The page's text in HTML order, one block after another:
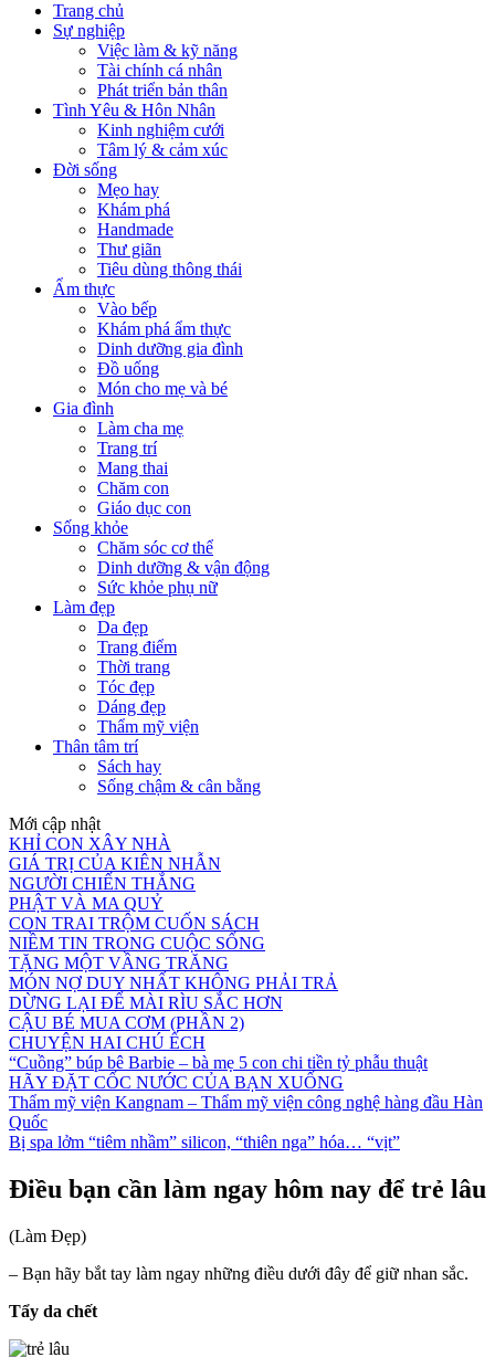
Trang chủ
Sự nghiệp
Việc làm & kỹ năng
Tài chính cá nhân
Phát triển bản thân
Tình Yêu & Hôn Nhân
Kinh nghiệm cưới
Tâm lý & cảm xúc
Đời sống
Mẹo hay
Khám phá
Handmade
Thư giãn
Tiêu dùng thông thái
Ẩm thực
Vào bếp
Khám phá ẩm thực
Dinh dưỡng gia đình
Đồ uống
Món cho mẹ và bé
Gia đình
Làm cha mẹ
Trang trí
Mang thai
Chăm con
Giáo dục con
Sống khỏe
Chăm sóc cơ thể
Dinh dưỡng & vận động
Sức khỏe phụ nữ
Làm đẹp
Da đẹp
Trang điểm
Thời trang
Tóc đẹp
Dáng đẹp
Thẩm mỹ viện
Thân tâm trí
Sách hay
Sống chậm & cân bằng
Mới cập nhật
KHỈ CON XÂY NHÀ
GIÁ TRỊ CỦA KIÊN NHẪN
NGƯỜI CHIẾN THẮNG
PHẬT VÀ MA QUỶ
CON TRAI TRỘM CUỐN SÁCH
NIỀM TIN TRONG CUỘC SỐNG
TẶNG MỘT VẦNG TRĂNG
MÓN NỢ DUY NHẤT KHÔNG PHẢI TRẢ
DỪNG LẠI ĐỂ MÀI RÌU SẮC HƠN
CẬU BÉ MUA CƠM (PHẦN 2)
CHUYỆN HAI CHÚ ẾCH
“Cuồng” búp bê Barbie – bà mẹ 5 con chi tiền tỷ phẫu thuật
HÃY ĐẶT CỐC NƯỚC CỦA BẠN XUỐNG
Thẩm mỹ viện Kangnam – Thẩm mỹ viện công nghệ hàng đầu Hàn
Quốc
Bị spa lởm “tiêm nhầm” silicon, “thiên nga” hóa… “vịt”
Điều bạn cần làm ngay hôm nay để trẻ lâu
(Làm Đẹp)
– Bạn hãy bắt tay làm ngay những điều dưới đây để giữ nhan sắc.
Tẩy da chết